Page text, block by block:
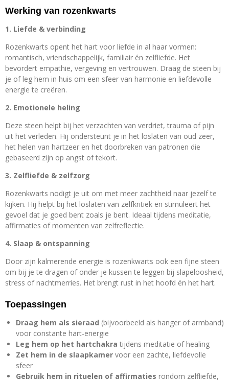
Werking van rozenkwarts
1. Liefde & verbinding
Rozenkwarts opent het hart voor liefde in al haar vormen:
romantisch, vriendschappelijk, familiair én zelfliefde. Het
bevordert empathie, vergeving en vertrouwen. Draag de steen bij
je of leg hem in huis om een sfeer van harmonie en liefdevolle
energie te creëren.
2. Emotionele heling
Deze steen helpt bij het verzachten van verdriet, trauma of pijn
uit het verleden. Hij ondersteunt je in het loslaten van oud zeer,
het helen van hartzeer en het doorbreken van patronen die
gebaseerd zijn op angst of tekort.
3. Zelfliefde & zelfzorg
Rozenkwarts nodigt je uit om met meer zachtheid naar jezelf te
kijken. Hij helpt bij het loslaten van zelfkritiek en stimuleert het
gevoel dat je goed bent zoals je bent. Ideaal tijdens meditatie,
affirmaties of momenten van zelfreflectie.
4. Slaap & ontspanning
Door zijn kalmerende energie is rozenkwarts ook een fijne steen
om bij je te dragen of onder je kussen te leggen bij slapeloosheid,
stress of nachtmerries. Het brengt rust in het hoofd én het hart.
Toepassingen
Draag hem als sieraad (bijvoorbeeld als hanger of armband)
voor constante hart-energie
Leg hem op het hartchakra tijdens meditatie of healing
Zet hem in de slaapkamer voor een zachte, liefdevolle
sfeer
Gebruik hem in rituelen of affirmaties rondom zelfliefde,